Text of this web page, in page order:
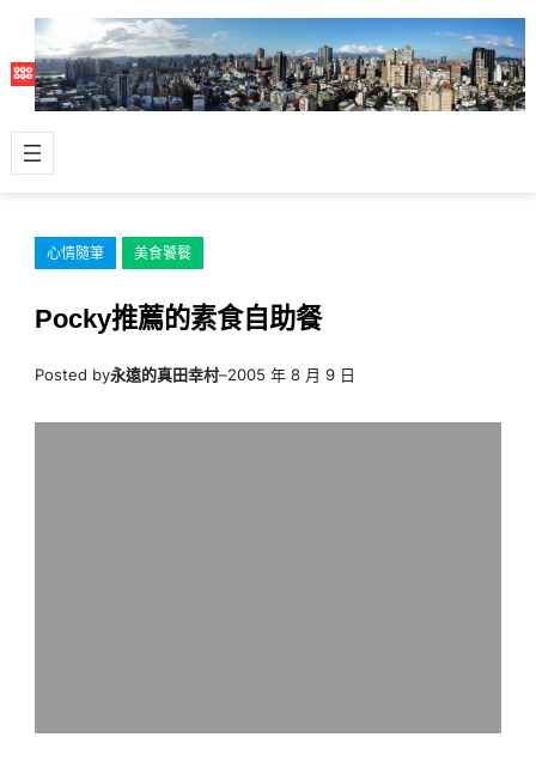
主
容
心情隨筆 美食饕餮
Pocky推薦的素食自助餐
Posted by永遠的真田幸村–2005 年 8 月 9 日